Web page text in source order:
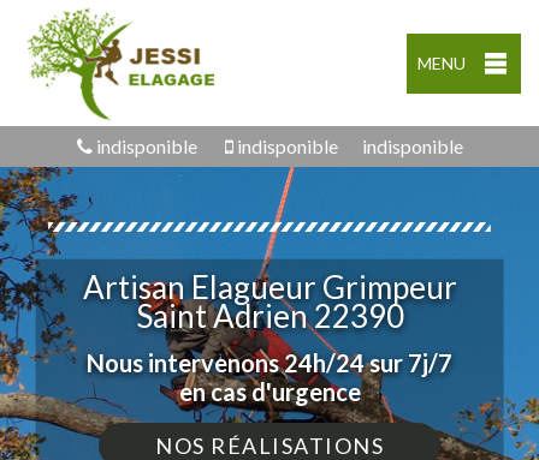
MENU
indisponible indisponible indisponible
Artisan Elagueur Grimpeur
Saint Adrien 22390
Nous intervenons 24h/24 sur 7j/7
en cas d'urgence
NOS RÉALISATIONS